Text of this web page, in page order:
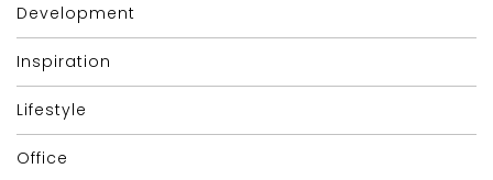
Development
Inspiration
Lifestyle
Office